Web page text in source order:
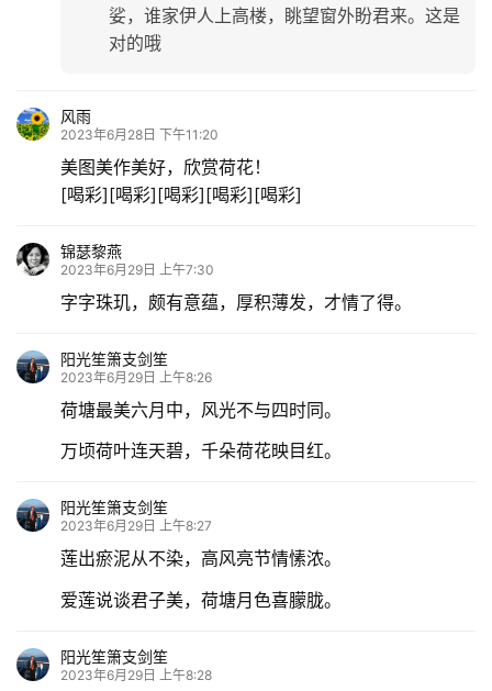
娑，谁家伊人上高楼，眺望窗外盼君来。这是
对的哦
风雨
2023年6月28日 下午11:20
美图美作美好，欣赏荷花！
[喝彩][喝彩][喝彩][喝彩][喝彩]
锦瑟黎燕
2023年6月29日 上午7:30
字字珠玑，颇有意蕴，厚积薄发，才情了得。
阳光笙箫支剑笙
2023年6月29日 上午8:26
荷塘最美六月中，风光不与四时同。
万顷荷叶连天碧，千朵荷花映目红。
阳光笙箫支剑笙
2023年6月29日 上午8:27
莲出瘀泥从不染，高风亮节情愫浓。
爱莲说谈君子美，荷塘月色喜朦胧。
阳光笙箫支剑笙
2023年6月29日 上午8:28